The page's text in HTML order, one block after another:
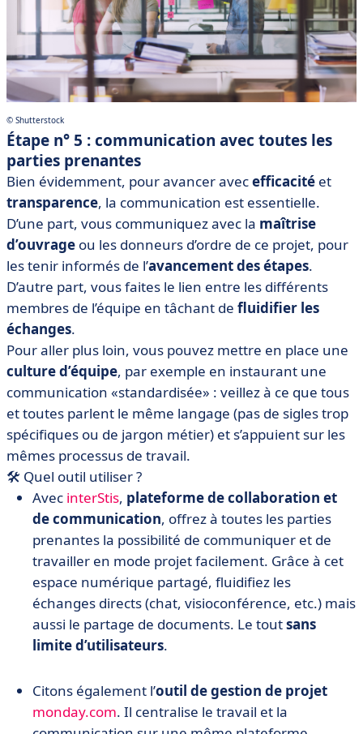
© Shutterstock
Étape n° 5 : communication avec toutes les
parties prenantes
Bien évidemment, pour avancer avecefficacité et
transparence, la communication est essentielle.
D’une part, vous communiquez avec la maîtrise
d’ouvrage ou les donneurs d’ordre de ce projet, pour
les tenir informés de l’avancement des étapes.
D’autre part, vous faites le lien entre les différents
membres de l’équipe en tâchant de fluidifier les
échanges.
Pour aller plus loin, vous pouvez mettre en place une
culture d’équipe, par exemple en instaurant une
communication «standardisée» : veillez à ce que tous
et toutes parlent le même langage (pas de sigles trop
spécifiques ou de jargon métier) et s’appuient sur les
mêmes processus de travail.
🛠️ Quel outil utiliser ?
Avec interStis, plateforme de collaboration et
de communication, offrez à toutes les parties
prenantes la possibilité de communiquer et de
travailler en mode projet facilement. Grâce à cet
espace numérique partagé, fluidifiez les
échanges directs (chat, visioconférence, etc.) mais
aussi le partage de documents. Le toutsans
limite d’utilisateurs.
Citons également l’outil de gestion de projet
monday.com. Il centralise le travail et la